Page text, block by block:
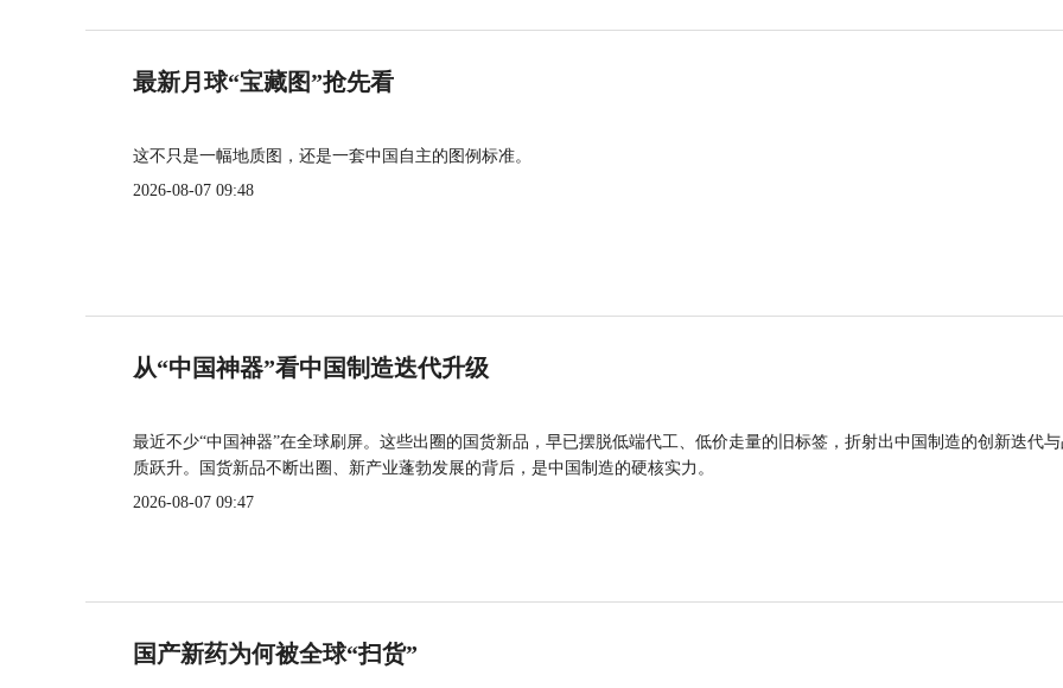
最新月球“宝藏图”抢先看
这不只是一幅地质图，还是一套中国自主的图例标准。
2026-08-07 09:48
从“中国神器”看中国制造迭代升级
最近不少“中国神器”在全球刷屏。这些出圈的国货新品，早已摆脱低端代工、低价走量的旧标签，折射出中国制造的创新迭代
质跃升。国货新品不断出圈、新产业蓬勃发展的背后，是中国制造的硬核实力。
2026-08-07 09:47
国产新药为何被全球“扫货”